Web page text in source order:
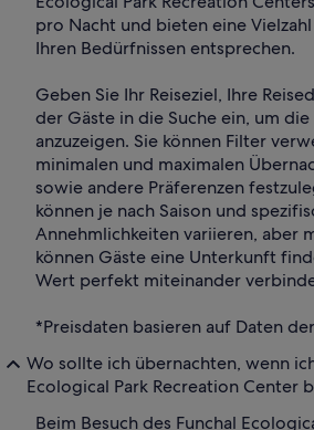
pro Nacht und bieten eine
Ihren Bedürfnissen entsprechen.
Geben Sie Ihr Reiseziel, Ihre
der Gäste in die Suche ein, um
anzuzeigen. Sie können Filter
minimalen und maximalen
sowie andere Präferenzen
können je nach Saison und
Annehmlichkeiten variieren, aber
können Gäste eine Unterkunft
Wert perfekt miteinander
*Preisdaten basieren auf Daten
Wo sollte ich übernachten, wenn
Ecological Park Recreation Center
Beim Besuch des Funchal